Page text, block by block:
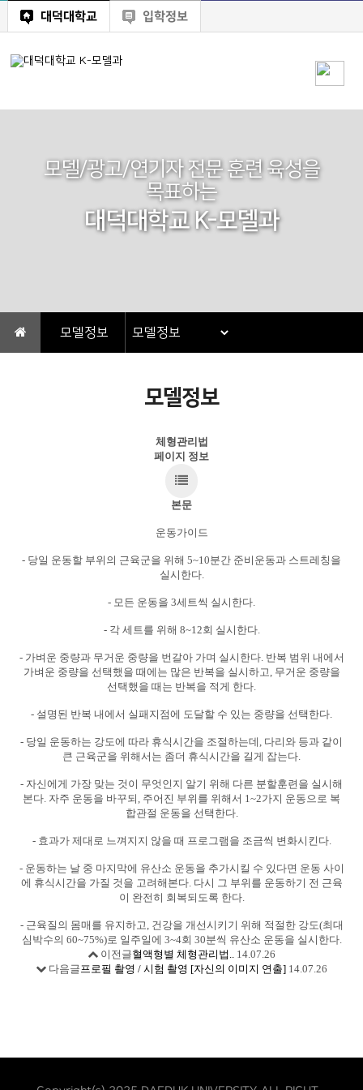
대덕대학교 입학정보
모델/광고/연기자 전문 훈련 육성을
목표하는
대덕대학교 K-모델과
모델정보
모델정보
체형관리법
페이지 정보
본문
운동가이드
- 당일 운동할 부위의 근육군을 위해 5~10분간 준비운동과 스트레칭을
실시한다.
- 모든 운동을 3세트씩 실시한다.
- 각 세트를 위해 8~12회 실시한다.
- 가벼운 중량과 무거운 중량을 번갈아 가며 실시한다. 반복 범위 내에서
가벼운 중량을 선택했을 때에는 많은 반복을 실시하고, 무거운 중량을
선택했을 때는 반복을 적게 한다.
- 설명된 반복 내에서 실패지점에 도달할 수 있는 중량을 선택한다.
- 당일 운동하는 강도에 따라 휴식시간을 조절하는데, 다리와 등과 같이
큰 근육군을 위해서는 좀더 휴식시간을 길게 잡는다.
- 자신에게 가장 맞는 것이 무엇인지 알기 위해 다른 분할훈련을 실시해
본다. 자주 운동을 바꾸되, 주어진 부위를 위해서 1~2가지 운동으로 복
합관절 운동을 선택한다.
- 효과가 제대로 느껴지지 않을 때 프로그램을 조금씩 변화시킨다.
- 운동하는 날 중 마지막에 유산소 운동을 추가시킬 수 있다면 운동 사이
에 휴식시간을 가질 것을 고려해본다. 다시 그 부위를 운동하기 전 근육
이 완전히 회복되도록 한다.
- 근육질의 몸매를 유지하고, 건강을 개선시키기 위해 적절한 강도(최대
심박수의 60~75%)로 일주일에 3~4회 30분씩 유산소 운동을 실시한다.
이전글혈액형별 체형관리법.. 14.07.26
다음글프로필 촬영 / 시험 촬영 [자신의 이미지 연출] 14.07.26